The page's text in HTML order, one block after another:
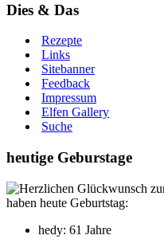
Dies & Das
Rezepte
Links
Sitebanner
Feedback
Impressum
Elfen Gallery
Suche
heutige Geburstage
haben heute Geburtstag:
hedy: 61 Jahre